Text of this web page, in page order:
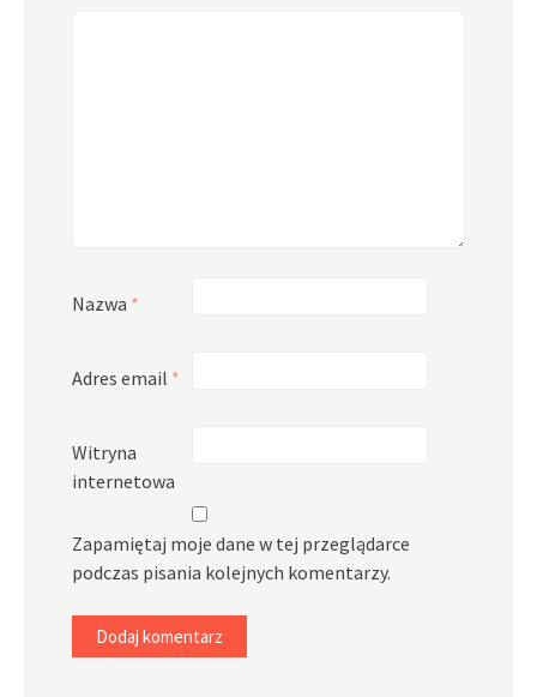
Nazwa *
Adres email *
Witryna
internetowa
Zapamiętaj moje dane w tej przeglądarce
podczas pisania kolejnych komentarzy.